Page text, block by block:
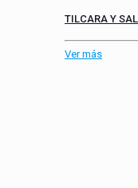
TILCARA Y
Ver más